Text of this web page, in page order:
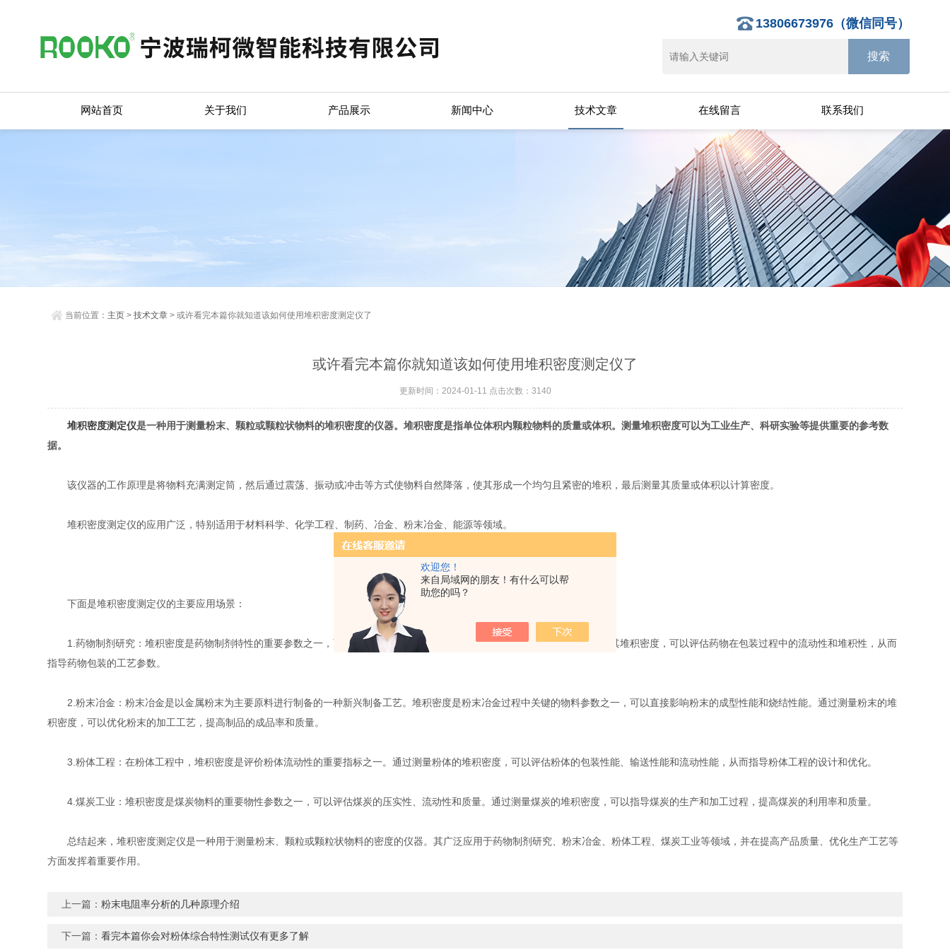
欢迎您！
来自局域网的朋友！有什么可以帮
助您的吗？
13806673976（微信同号）
网站首页 关于我们 产品展示 新闻中心 技术文章 在线留言 联系我们
当前位置： 主页 >技术文章 > 或许看完本篇你就知道该如何使用堆积密度测定仪了
或许看完本篇你就知道该如何使用堆积密度测定仪了
更新时间：2024-01-11 点击次数：3140
堆积密度测定仪是一种用于测量粉末、颗粒或颗粒状物料的堆积密度的仪器。堆积密度是指单位体积内颗粒物料的质量或体积。测量堆积密度可以为工业生产、科研实验等提供重要的参考数
据。
该仪器的工作原理是将物料充满测定筒，然后通过震荡、振动或冲击等方式使物料自然降落，使其形成一个均匀且紧密的堆积，最后测量其质量或体积以计算密度。
堆积密度测定仪的应用广泛，特别适用于材料科学、化学工程、制药、冶金、粉末冶金、能源等领域。
下面是堆积密度测定仪的主要应用场景：
1.药物制剂研究：堆积密度是药物制剂特性的重要参数之一，可以用于判断药物制剂的流动性、压实性和包装性能。通过测量其堆积密度，可以评估药物在包装过程中的流动性和堆积性，从而
指导药物包装的工艺参数。
2.粉末冶金：粉末冶金是以金属粉末为主要原料进行制备的一种新兴制备工艺。堆积密度是粉末冶金过程中关键的物料参数之一，可以直接影响粉末的成型性能和烧结性能。通过测量粉末的堆
积密度，可以优化粉末的加工工艺，提高制品的成品率和质量。
3.粉体工程：在粉体工程中，堆积密度是评价粉体流动性的重要指标之一。通过测量粉体的堆积密度，可以评估粉体的包装性能、输送性能和流动性能，从而指导粉体工程的设计和优化。
4.煤炭工业：堆积密度是煤炭物料的重要物性参数之一，可以评估煤炭的压实性、流动性和质量。通过测量煤炭的堆积密度，可以指导煤炭的生产和加工过程，提高煤炭的利用率和质量。
总结起来，堆积密度测定仪是一种用于测量粉末、颗粒或颗粒状物料的密度的仪器。其广泛应用于药物制剂研究、粉末冶金、粉体工程、煤炭工业等领域，并在提高产品质量、优化生产工艺等
方面发挥着重要作用。
上一篇：粉末电阻率分析的几种原理介绍
下一篇：看完本篇你会对粉体综合特性测试仪有更多了解